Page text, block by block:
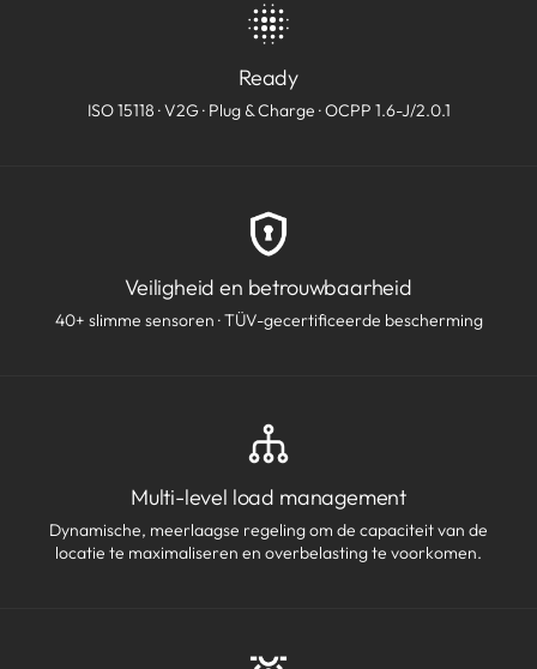
Ready
ISO 15118 · V2G · Plug & Charge · OCPP 1.6-J/2.0.1
Veiligheid en betrouwbaarheid
40+ slimme sensoren · TÜV-gecertificeerde bescherming
Multi-level load management
Dynamische, meerlaagse regeling om de capaciteit van de
locatie te maximaliseren en overbelasting te voorkomen.